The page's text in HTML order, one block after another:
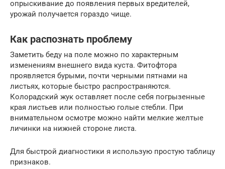
опрыскивание до появления первых вредителей,
урожай получается гораздо чище.
Как распознать проблему
Заметить беду на поле можно по характерным
изменениям внешнего вида куста. Фитофтора
проявляется бурыми, почти черными пятнами на
листьях, которые быстро распространяются.
Колорадский жук оставляет после себя погрызенные
края листьев или полностью голые стебли. При
внимательном осмотре можно найти мелкие желтые
личинки на нижней стороне листа.
Для быстрой диагностики я использую простую таблицу
признаков.